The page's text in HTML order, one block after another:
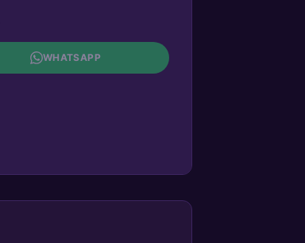
WHATSAPP